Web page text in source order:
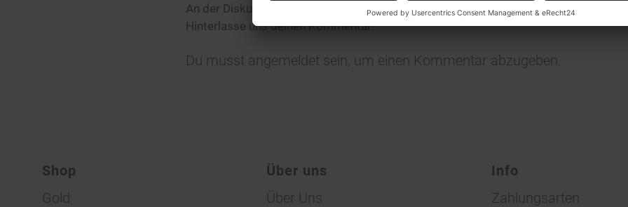
An der Diskussion beteiligen?
Hinterlasse uns deinen Kommentar!
Du musst angemeldet sein, um einen Kommentar abzugeben.
Shop
Gold
Über uns
Über Uns
Info
Zahlungsarten